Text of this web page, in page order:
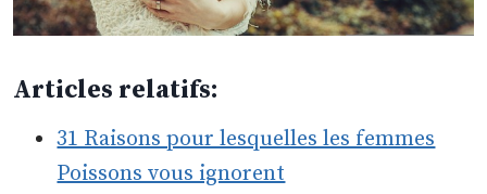
Articles relatifs:
31 Raisons pour lesquelles les femmes
Poissons vous ignorent